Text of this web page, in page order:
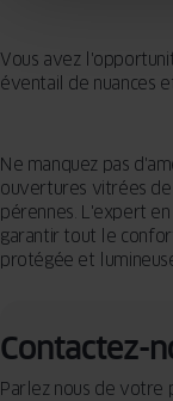
Vous avez
éventail de nuances
Ne manquez pas
ouvertures vitrées de
pérennes. L'expert en
garantir tout le
protégée et
Contactez-
Parlez nous de votre